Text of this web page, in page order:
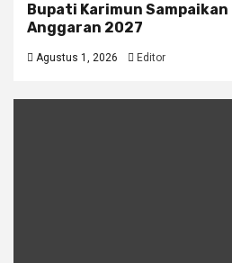
Bupati Karimun Sampaikan
Anggaran 2027
Agustus 1, 2026 Editor